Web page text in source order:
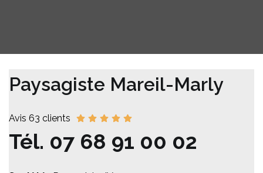
Paysagiste Mareil-Marly
Avis 63 clients
Tél. 07 68 91 00 02